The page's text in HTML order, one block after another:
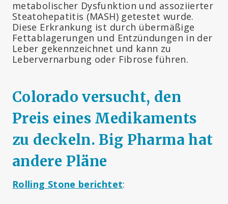
metabolischer Dysfunktion und assoziierter
Steatohepatitis (MASH) getestet wurde.
Diese Erkrankung ist durch übermäßige
Fettablagerungen und Entzündungen in der
Leber gekennzeichnet und kann zu
Lebervernarbung oder Fibrose führen.
Colorado versucht, den
Preis eines Medikaments
zu deckeln. Big Pharma hat
andere Pläne
Rolling Stone berichtet: